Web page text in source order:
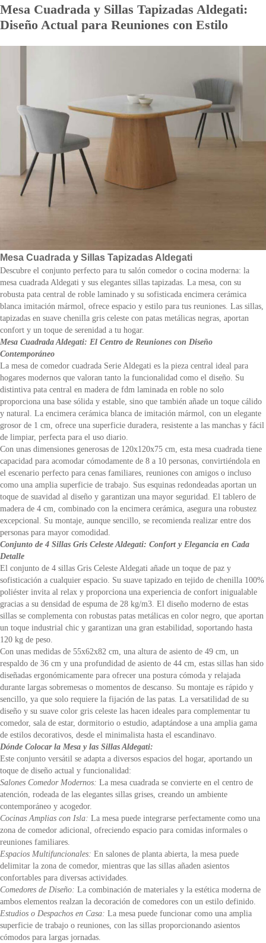
Mesa Cuadrada y Sillas Tapizadas Aldegati:
Diseño Actual para Reuniones con Estilo
Mesa Cuadrada y Sillas Tapizadas Aldegati
Descubre el conjunto perfecto para tu salón comedor o cocina moderna: la
mesa cuadrada Aldegati y sus elegantes sillas tapizadas. La mesa, con su
robusta pata central de roble laminado y su sofisticada encimera cerámica
blanca imitación mármol, ofrece espacio y estilo para tus reuniones. Las sillas,
tapizadas en suave chenilla gris celeste con patas metálicas negras, aportan
confort y un toque de serenidad a tu hogar.
Mesa Cuadrada Aldegati: El Centro de Reuniones con Diseño
Contemporáneo
La mesa de comedor cuadrada Serie Aldegati es la pieza central ideal para
hogares modernos que valoran tanto la funcionalidad como el diseño. Su
distintiva pata central en madera de fdm laminada en roble no solo
proporciona una base sólida y estable, sino que también añade un toque cálido
y natural. La encimera cerámica blanca de imitación mármol, con un elegante
grosor de 1 cm, ofrece una superficie duradera, resistente a las manchas y fácil
de limpiar, perfecta para el uso diario.
Con unas dimensiones generosas de 120x120x75 cm, esta mesa cuadrada tiene
capacidad para acomodar cómodamente de 8 a 10 personas, convirtiéndola en
el escenario perfecto para cenas familiares, reuniones con amigos o incluso
como una amplia superficie de trabajo. Sus esquinas redondeadas aportan un
toque de suavidad al diseño y garantizan una mayor seguridad. El tablero de
madera de 4 cm, combinado con la encimera cerámica, asegura una robustez
excepcional. Su montaje, aunque sencillo, se recomienda realizar entre dos
personas para mayor comodidad.
Conjunto de 4 Sillas Gris Celeste Aldegati: Confort y Elegancia en Cada
Detalle
El conjunto de 4 sillas Gris Celeste Aldegati añade un toque de paz y
sofisticación a cualquier espacio. Su suave tapizado en tejido de chenilla 100%
poliéster invita al relax y proporciona una experiencia de confort inigualable
gracias a su densidad de espuma de 28 kg/m3. El diseño moderno de estas
sillas se complementa con robustas patas metálicas en color negro, que aportan
un toque industrial chic y garantizan una gran estabilidad, soportando hasta
120 kg de peso.
Con unas medidas de 55x62x82 cm, una altura de asiento de 49 cm, un
respaldo de 36 cm y una profundidad de asiento de 44 cm, estas sillas han sido
diseñadas ergonómicamente para ofrecer una postura cómoda y relajada
durante largas sobremesas o momentos de descanso. Su montaje es rápido y
sencillo, ya que solo requiere la fijación de las patas. La versatilidad de su
diseño y su suave color gris celeste las hacen ideales para complementar tu
comedor, sala de estar, dormitorio o estudio, adaptándose a una amplia gama
de estilos decorativos, desde el minimalista hasta el escandinavo.
Dónde Colocar la Mesa y las Sillas Aldegati:
Este conjunto versátil se adapta a diversos espacios del hogar, aportando un
toque de diseño actual y funcionalidad:
Salones Comedor Modernos: La mesa cuadrada se convierte en el centro de
atención, rodeada de las elegantes sillas grises, creando un ambiente
contemporáneo y acogedor.
Cocinas Amplias con Isla: La mesa puede integrarse perfectamente como una
zona de comedor adicional, ofreciendo espacio para comidas informales o
reuniones familiares.
Espacios Multifuncionales: En salones de planta abierta, la mesa puede
delimitar la zona de comedor, mientras que las sillas añaden asientos
confortables para diversas actividades.
Comedores de Diseño: La combinación de materiales y la estética moderna de
ambos elementos realzan la decoración de comedores con un estilo definido.
Estudios o Despachos en Casa: La mesa puede funcionar como una amplia
superficie de trabajo o reuniones, con las sillas proporcionando asientos
cómodos para largas jornadas.